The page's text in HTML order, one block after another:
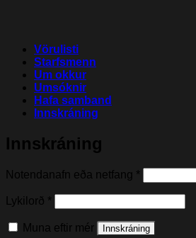
Vörulisti
Starfsmenn
Um okkur
Umsóknir
Hafa samband
Innskráning
Innskráning
Notendanafn eða netfang *
Lykilorð *
Muna eftir mér Innskráning